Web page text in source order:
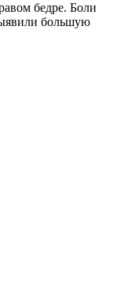
бедре. Боли
большую